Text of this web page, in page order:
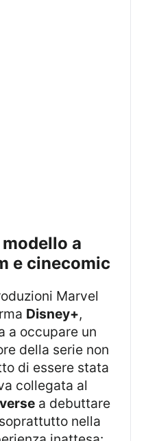
e cinecomic
Disney+,
a occupare un
della serie non
di essere stata
collegata al
a debuttare
nella